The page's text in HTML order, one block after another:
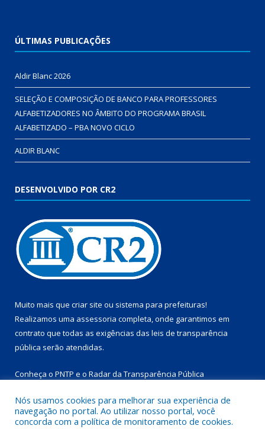
ÚLTIMAS PUBLICAÇÕES
Aldir Blanc 2026
SELEÇÃO E COMPOSIÇÃO DE BANCO PARA PROFESSORES
ALFABETIZADORES NO ÂMBITO DO PROGRAMA BRASIL
ALFABETIZADO – PBA NOVO CICLO
ALDIR BLANC
DESENVOLVIDO POR CR2
Muito mais que criar site ou sistema para prefeituras!
Realizamos uma assessoria completa, onde garantimos em
contrato que todas as exigências das leis de transparência
pública serão atendidas.
Conheça o PNTP e o Radar da Transparência Pública
Nós usamos cookies para melhorar sua experiência de
navegação no portal. Ao utilizar nosso portal, você
concorda com a política de monitoramento de cookies.